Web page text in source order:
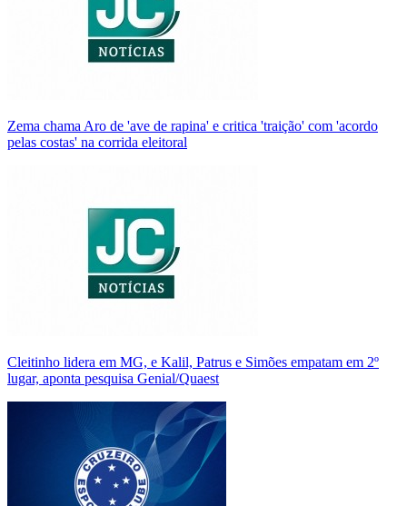
Zema chama Aro de 'ave de rapina' e critica 'traição' com 'acordo
pelas costas' na corrida eleitoral
Cleitinho lidera em MG, e Kalil, Patrus e Simões empatam em 2º
lugar, aponta pesquisa Genial/Quaest